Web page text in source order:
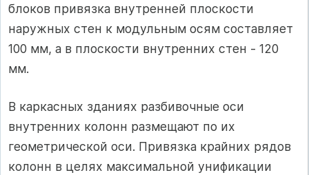
блоков привязка внутренней плоскости
наружных стен к модульным осям составляет
100 мм, а в плоскости внутренних стен - 120
мм.
В каркасных зданиях разбивочные оси
внутренних колонн размещают по их
геометрической оси. Привязка крайних рядов
колонн в целях максимальной унификации